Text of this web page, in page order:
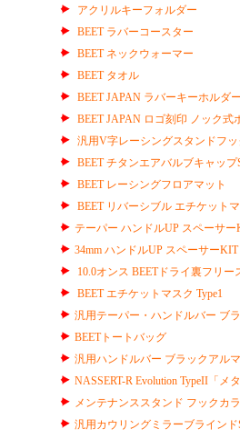
アクリルキーフォルダー
BEET ラバーコースター
BEET ネックウォーマー
BEET タオル
BEET JAPAN ラバーキーホルダ
BEET JAPAN ロゴ刻印 ノック式
汎用V字レーシングスタンドフッ
BEET チタンエアバルブキャップ
BEET レーシングフロアマット
BEET リバーシブル エチケット
テーパー ハンドルUP スペーサー
34mm ハンドルUP スペーサーKIT
10.0オンス BEETドライ裏フリ
BEET エチケットマスク Type1
汎用テーパー・ハンドルバー ブ
BEETトートバッグ
汎用ハンドルバー ブラックアル
NASSERT-R Evolution TypeII「
メンテナンススタンド フックカ
汎用カウリングミラーブラインド